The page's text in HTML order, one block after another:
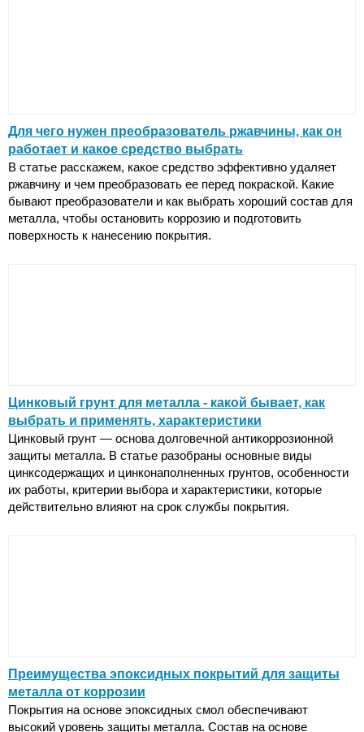
Для чего нужен преобразователь ржавчины, как он
работает и какое средство выбрать
В статье расскажем, какое средство эффективно удаляет
ржавчину и чем преобразовать ее перед покраской. Какие
бывают преобразователи и как выбрать хороший состав для
металла, чтобы остановить коррозию и подготовить
поверхность к нанесению покрытия.
Цинковый грунт для металла - какой бывает, как
выбрать и применять, характеристики
Цинковый грунт — основа долговечной антикоррозионной
защиты металла. В статье разобраны основные виды
цинксодержащих и цинконаполненных грунтов, особенности
их работы, критерии выбора и характеристики, которые
действительно влияют на срок службы покрытия.
Преимущества эпоксидных покрытий для защиты
металла от коррозии
Покрытия на основе эпоксидных смол обеспечивают
высокий уровень защиты металла. Состав на основе